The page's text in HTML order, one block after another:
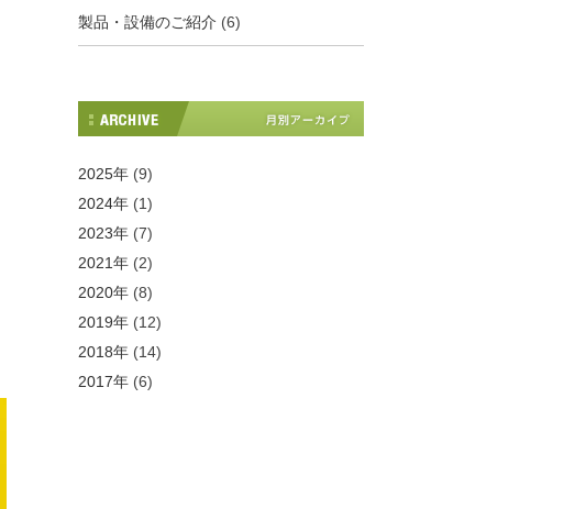
製品・設備のご紹介 (6)
2025年 (9)
2024年 (1)
2023年 (7)
2021年 (2)
2020年 (8)
2019年 (12)
2018年 (14)
2017年 (6)